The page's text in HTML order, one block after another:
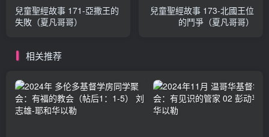
兒童聖經故事 171-亞撒王的
失敗（夏凡哥哥）
兒童聖經故事 173-北國王位
的鬥爭（夏凡哥哥）
相关推荐